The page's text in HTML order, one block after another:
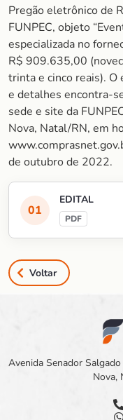
Pregão eletrônico de
FUNPEC, objeto
especializada no
R$ 909.635,00
trinta e cinco reais). O
e detalhes encontra-
sede e site da
Nova, Natal/RN, em
de outubro de 2022.
EDITAL
Voltar
Avenida Senador
Nova,